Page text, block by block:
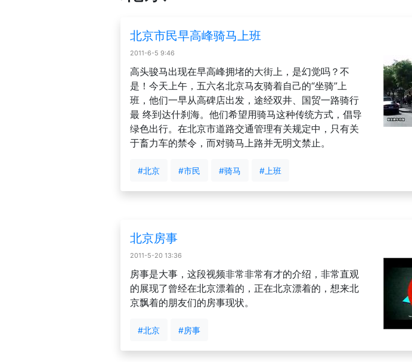
北京市民早高峰骑马上班
2011-6-5 9:46
高头骏马出现在早高峰拥堵的大街上，是幻觉吗？不
是！今天上午，五六名北京马友骑着自己的“坐骑”上
班，他们一早从高碑店出发，途经双井、国贸一路骑行
最 终到达什刹海。他们希望用骑马这种传统方式，倡导
绿色出行。在北京市道路交通管理有关规定中，只有关
于畜力车的禁令，而对骑马上路并无明文禁止。
#北京 #市民 #骑马 #上班
北京房事
2011-5-20 13:36
房事是大事，这段视频非常非常有才的介绍，非常直观
的展现了曾经在北京漂着的，正在北京漂着的，想来北
京飘着的朋友们的房事现状。
#北京 #房事